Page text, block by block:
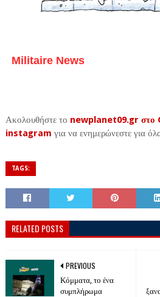
Militaire News
Ακολουθήστε το newplanet09.gr στο
instagram για να ενημερώνεστε για
TAGS:
RELATED POSTS
PREVIOUS
Κόμματα, το ένα
συμπλήρωμα